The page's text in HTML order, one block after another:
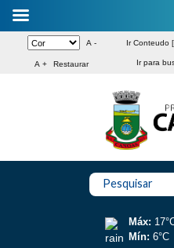
A -
A + Restaurar
Ir Conteudo
Ir para
Pesquisar
Máx:
Mín: 6°C